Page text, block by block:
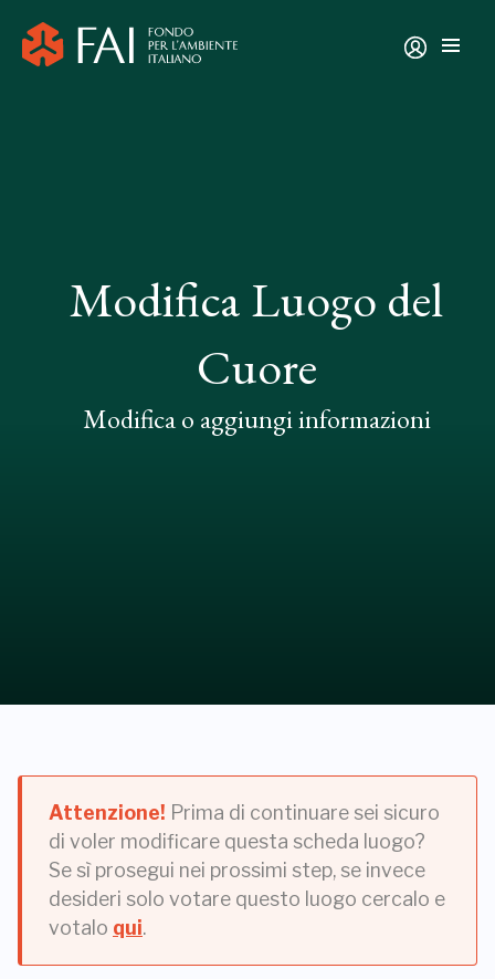
Modifica Luogo del
Cuore
Modifica o aggiungi informazioni
Attenzione! Prima di continuare sei sicuro
di voler modificare questa scheda luogo?
Se sì prosegui nei prossimi step, se invece
desideri solo votare questo luogo cercalo e
votalo qui.